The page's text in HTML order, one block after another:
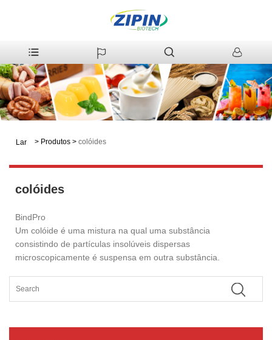
Lar > Produtos > colóides
colóides
BindPro
Um colóide é uma mistura na qual uma substância
consistindo de partículas insolúveis dispersas
microscopicamente é suspensa em outra substância.